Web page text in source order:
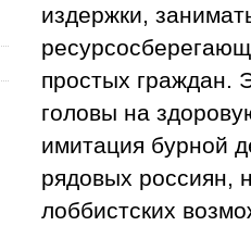
издержки,
простых граждан.
головы на
имитация бурной
рядовых россиян,
лоббистских